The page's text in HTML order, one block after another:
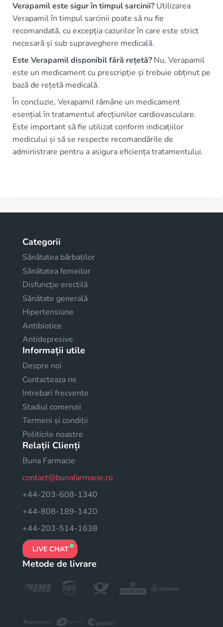
Verapamil este sigur în timpul sarcinii? Utilizarea
Verapamil în timpul sarcinii poate să nu fie
recomandată, cu excepția cazurilor în care este strict
necesară și sub supraveghere medicală.
Este Verapamil disponibil fără rețetă? Nu, Verapamil
este un medicament cu prescripție și trebuie obținut pe
bază de rețetă medicală.
În concluzie, Verapamil rămâne un medicament
esențial în tratamentul afecțiunilor cardiovasculare.
Este important să fie utilizat conform indicațiilor
medicului și să se respecte recomandările de
administrare pentru a asigura eficiența tratamentului.
Categorii
Sănătatea bărbaților
Sănătatea femeilor
Disfuncţie erectilă
Sănătate generală
Hipertensiune
Antibiotice
Antidepresive
Informații utile
Despre noi
Contacteaza ne
Intrebari frecvente
Stadiul comenzii
Termeni și condiții
Politicile noastre
Relații Clienți
Buna Farmacie
contact@bunafarmacie.ro
+44-203-608-1340
+44-808-189-1420
+44-203-514-1638
LIVE CHAT
Metode de livrare